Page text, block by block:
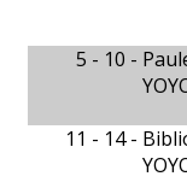
5 - 10 -
11 - 14 -